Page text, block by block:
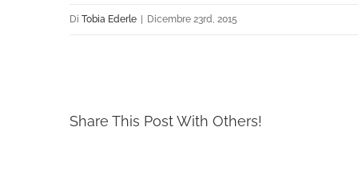
Di Tobia Ederle | Dicembre 23rd, 2015
Share This Post With Others!